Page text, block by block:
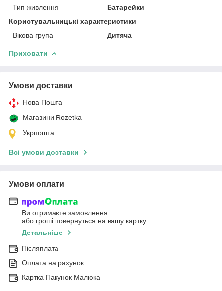
Тип живлення
Батарейки
Користувальницькі характеристики
Вікова група
Дитяча
Приховати
Умови доставки
Нова Пошта
Магазини Rozetka
Укрпошта
Всі умови доставки
Умови оплати
Ви отримаєте замовлення
або гроші повернуться на вашу картку
Детальніше
Післяплата
Оплата на рахунок
Картка Пакунок Малюка